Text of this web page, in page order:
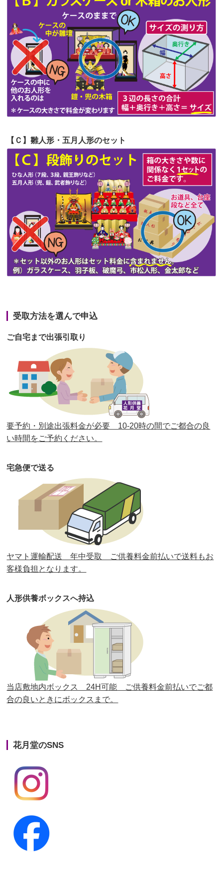
第55回人形供養祭令和4年9月8日(木)
第54回人形供養祭令和4年8月1日(月)
第53回人形供養祭令和4年7月1日(金)
第52回人形供養祭令和4年5月17日(火)
第51回人形供養祭令和4年4月18日(月)
第50回人形供養祭令和4年3月15日(火)
第49回人形供養祭令和4年1月17日(月)
第48回人形供養祭令和3年12月3日(金)
第47回人形供養祭 令和3年10月11日(月)
第46回人形供養祭 令和3年9月13日(月)
第45回人形供養祭令和3年7月12日(月)
第44回人形供養祭令和3年6月3日(木)
第43回人形供養祭令和3年4月23日(金)
第39回人形供養祭令和2年10月22日(木)
第38回人形供養祭 令和2年8月26日(水)
第37回人形供養祭 令和2年6月8日(月)
第36回人形供養祭 令和2年4月16日(木)
第35回人形供養祭令和2年2月13日(木)
第33回人形供養祭
第32回人形供養祭 令和元年6月12日(水)
第31回人形供養祭 平成31年3月13日(水)
第30回人形供養祭平成30年11月28日(水)
第29回人形供養祭平成30年5月23日(水)
第27回人形供養祭平成29年6月14日(水)
第26回人形供養祭平成28年12月15日(木)
第25回人形供養祭 平成28年6月16日(木)
第24回人形供養祭 平成27年11月27日
第23回人形供養祭平成26年12月5日
第22回人形供養祭平成26年4月28日
第20回人形供養祭
第19回人形供養祭
第18回人形供養祭
第16回人形供養祭
第15回人形供養祭
【Ｃ】雛人形・五月人形のセット
受取方法を選んで申込
ご自宅まで出張引取り
要予約・別途出張料金が必要 10-20時の間でご都合の良
い時間をご予約ください。
宅急便で送る
ヤマト運輸配送 年中受取 ご供養料金前払いで送料もお
客様負担となります。
人形供養ボックスへ持込
当店敷地内ボックス 24H可能 ご供養料金前払いでご都
合の良いときにボックスまで。
花月堂のSNS